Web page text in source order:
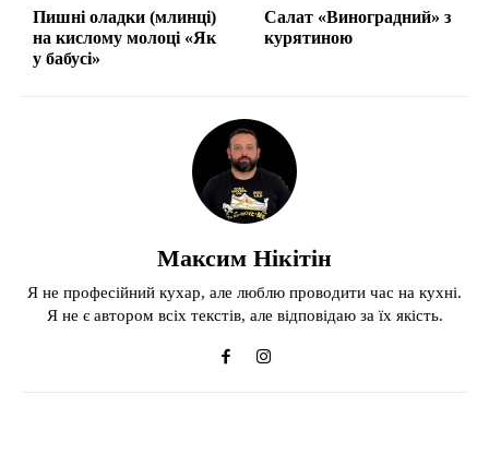
Пишні оладки (млинці)
на кислому молоці «Як
у бабусі»
Салат «Виноградний» з
курятиною
Максим Нікітін
Я не професійний кухар, але люблю проводити час на кухні.
Я не є автором всіх текстів, але відповідаю за їх якість.